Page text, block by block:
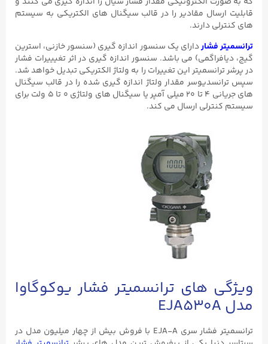
قابلیت ارسال مقادیر را در قالب سیگنال های الکتریکی به سیستم
های کنترلی دارند.
ترانسمیتر فشاردارای یک سنسور اندازه گیری (سنسور خازنی، استرین
گیج، دیافراگمی) می باشد. سنسور اندازه گیری در اثر تغیییرات فشار
در پرشر ترانسمیتر این تغییرات را به ولتاژ الکتریکی تبدیل خواهد شد.
سپس ترانسدیوسر مقدار ولتاژ اندازه گیری شده را در قالب سیگنال
های جریانی ۴ تا ۲۰ میلی آمپر یا سیگنال های ولتاژی ۰ تا ۵ ولت برای
سیستم کنترلی ارسال می کند.
ویژگی های ترانسمیتر فشار یوکوگاوا
مدل EJA530A
ترانسمیتر فشار سری EJA-A با فروش بیش از چهار میلیون مدل در